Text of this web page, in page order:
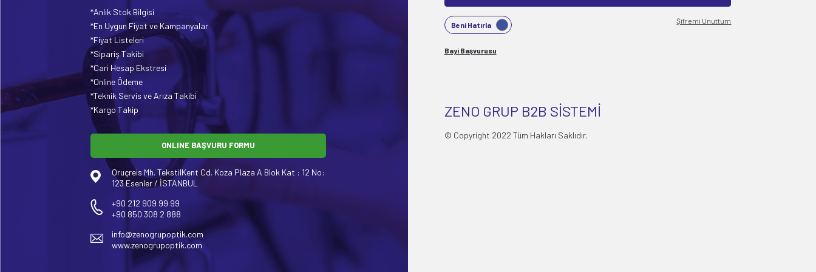
*Anlık Stok Bilgisi
*En Uygun Fiyat ve Kampanyalar
*Fiyat Listeleri
*Sipariş Takibi
*Cari Hesap Ekstresi
*Online Ödeme
*Teknik Servis ve Arıza Takibi
*Kargo Takip
ONLINE BAŞVURU FORMU
Oruçreis Mh. TekstilKent Cd. Koza Plaza A Blok Kat : 12 No:
123 Esenler / İSTANBUL
+90 212 909 99 99
+90 850 308 2 888
info@zenogrupoptik.com
www.zenogrupoptik.com
Beni Hatırla Şifremi Unuttum
Bayi Başvurusu
ZENO GRUP B2B SİSTEMİ
© Copyright 2022 Tüm Hakları Saklıdır.